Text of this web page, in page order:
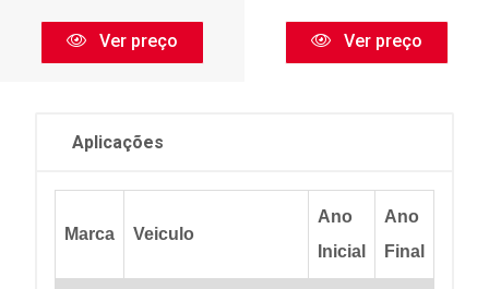
Ver preço Ver preço
Aplicações
Marca Veiculo
Ano
Inicial
Ano
Final